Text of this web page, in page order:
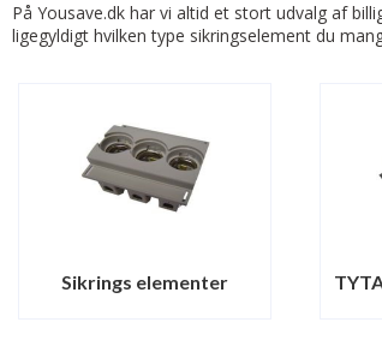
På Yousave.dk har vi altid et stort udvalg af
ligegyldigt hvilken type sikringselement du
Sikrings elementer